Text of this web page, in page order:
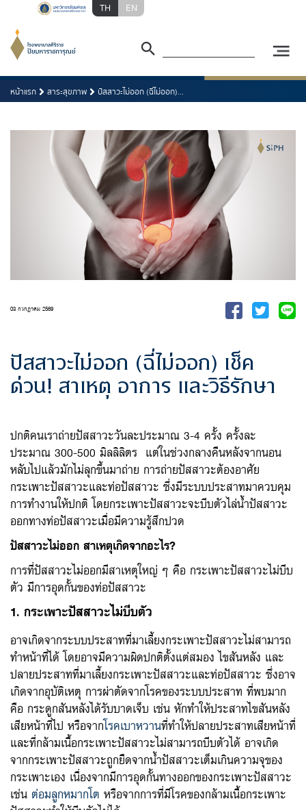
TH EN
หน้าแรก สาระสุขภาพ ปัสสาวะไม่ออก (ฉี่ไม่ออก)...
03 กรกฎาคม 2569
ปัสสาวะไม่ออก (ฉี่ไม่ออก) เช็ค
ด่วน! สาเหตุ อาการ และวิธีรักษา
ปกติคนเราถ่ายปัสสาวะวันละประมาณ 3-4 ครั้ง ครั้งละ
ประมาณ 300-500 มิลลิลิตร แต่ในช่วงกลางคืนหลังจากนอน
หลับไปแล้วมักไม่ลุกขึ้นมาถ่าย การถ่ายปัสสาวะต้องอาศัย
กระเพาะปัสสาวะและท่อปัสสาวะ ซึ่งมีระบบประสาทมาควบคุม
การทำงานให้ปกติ โดยกระเพาะปัสสาวะจะบีบตัวไล่น้ำปัสสาวะ
ออกทางท่อปัสสาวะเมื่อมีความรู้สึกปวด
ปัสสาวะไม่ออก สาเหตุเกิดจากอะไร?
การที่ปัสสาวะไม่ออกมีสาเหตุใหญ่ ๆ คือ กระเพาะปัสสาวะไม่บีบ
ตัว มีการอุดกั้นของท่อปัสสาวะ
1. กระเพาะปัสสาวะไม่บีบตัว
อาจเกิดจากระบบประสาทที่มาเลี้ยงกระเพาะปัสสาวะไม่สามารถ
ทำหน้าที่ได้ โดยอาจมีความผิดปกติตั้งแต่สมอง ไขสันหลัง และ
ปลายประสาทที่มาเลี้ยงกระเพาะปัสสาวะและท่อปัสสาวะ ซึ่งอาจ
เกิดจากอุบัติเหตุ การผ่าตัดจากโรคของระบบประสาท ที่พบมาก
คือ กระดูกสันหลังได้รับบาดเจ็บ เช่น หักทำให้ประสาทไขสันหลัง
เสียหน้าที่ไป หรือจากโรคเบาหวานที่ทำให้ปลายประสาทเสียหน้าที่
และที่กล้ามเนื้อกระเพาะปัสสาวะไม่สามารถบีบตัวได้ อาจเกิด
จากกระเพาะปัสสาวะถูกยืดจากน้ำปัสสาวะเต็มเกินความจุของ
กระเพาะเอง เนื่องจากมีการอุดกั้นทางออกของกระเพาะปัสสาวะ
เช่น ต่อมลูกหมากโต หรือจากการที่มีโรคของกล้ามเนื้อกระเพาะ